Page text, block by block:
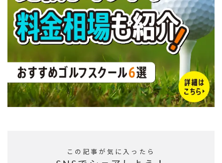
この記事が気に入ったら